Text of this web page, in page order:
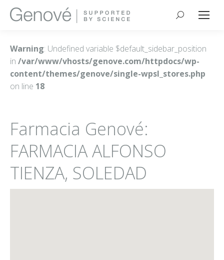
Buscar:
Warning: Undefined variable $default_sidebar_position
in /var/www/vhosts/genove.com/httpdocs/wp-
content/themes/genove/single-wpsl_stores.php
on line 18
Farmacia Genové:
FARMACIA ALFONSO
TIENZA, SOLEDAD